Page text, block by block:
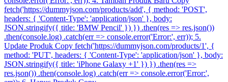
fetch('https://dummyjson.com/products/add', { method: 'POST',
headers: { 'Content-Type': 'application/json' }, body:
JSON.stringify({ title: 'BMW Pencil' }) }) .then(res => res.json())
.then(console.log) .catch(err => console.error('Error:', err)); 5.
Update Produk Copy fetch('https://dummyjson.com/products/1', {
method: 'PUT', headers: { 'Content-Type': 'application/json' }, body:
JSON.stringify({ title: 'iPhone Galaxy +1' }) }) .then(res =>
res.json()) .then(console.log) .catch(err => console.error('Error:',